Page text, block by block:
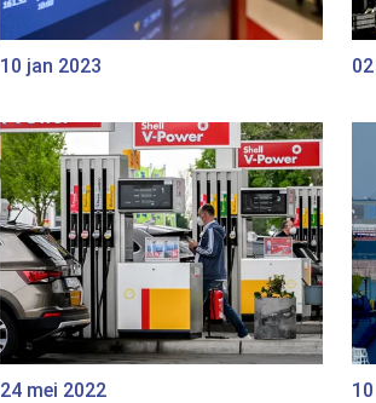
10 jan 2023
24 mei 2022